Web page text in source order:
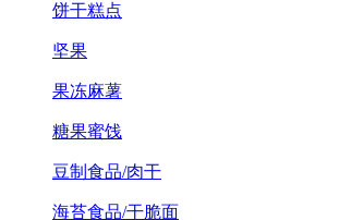
饼干糕点
坚果
果冻麻薯
糖果蜜饯
豆制食品/肉干
海苔食品/干脆面